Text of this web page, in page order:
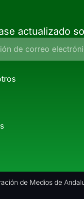
actualizado
de Medios de